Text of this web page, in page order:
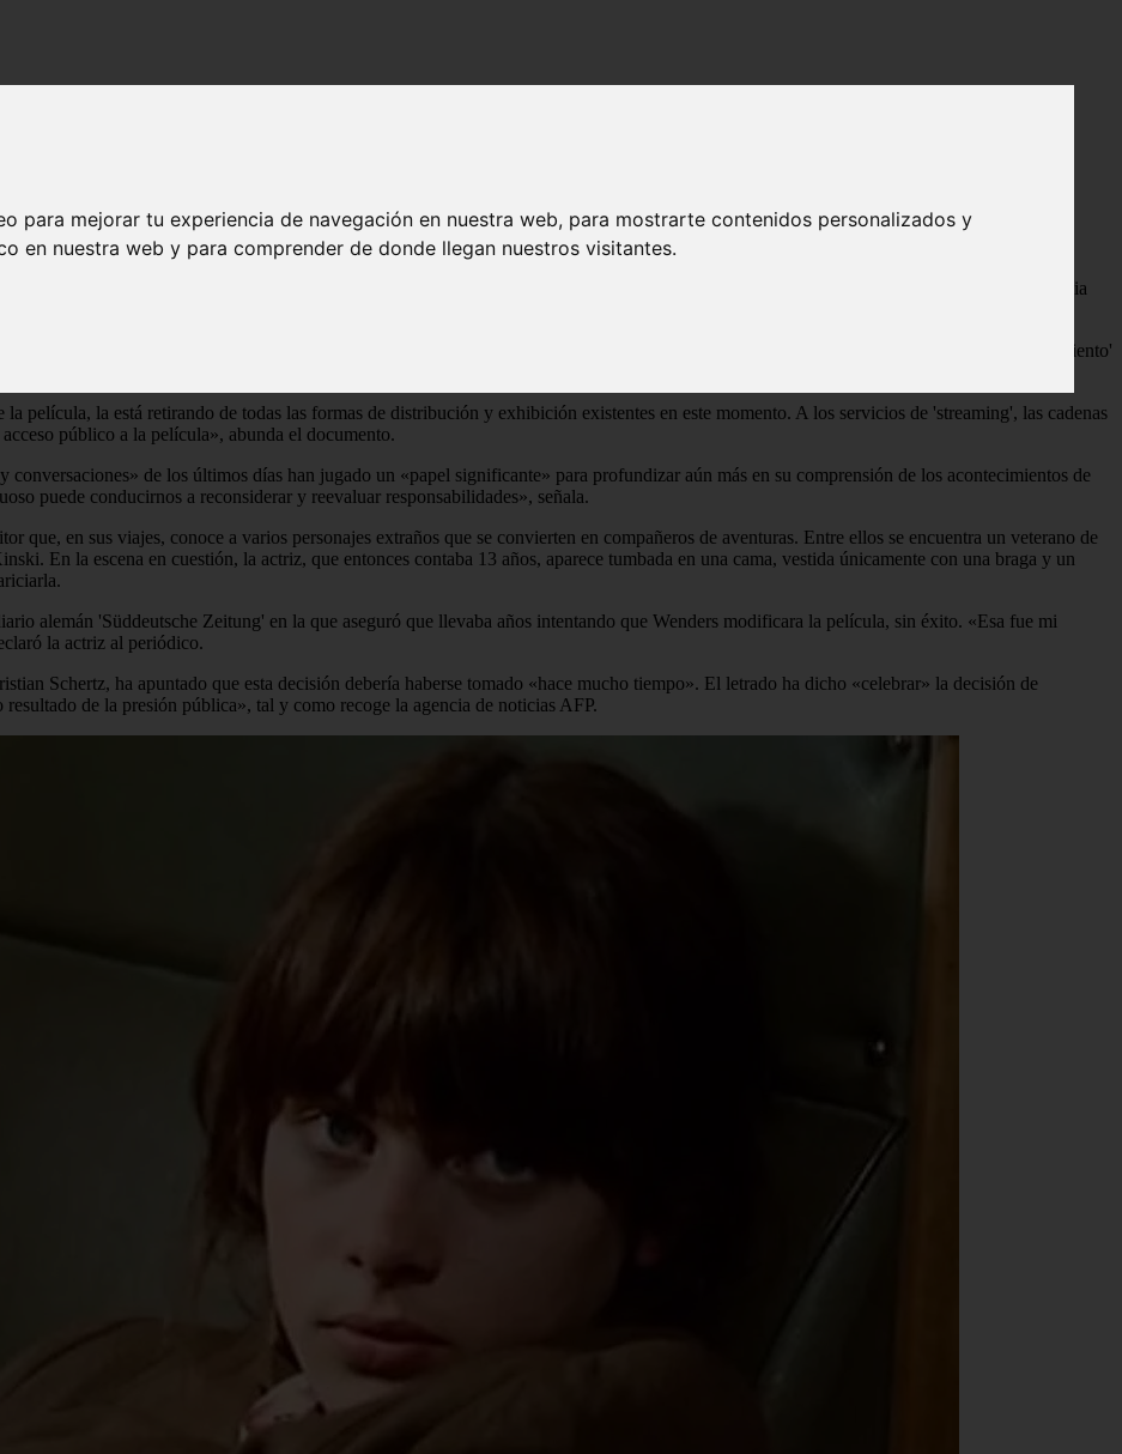
para mejorar tu experiencia de navegación en nuestra web, para mostrarte contenidos personalizados y
en nuestra web y para comprender de donde llegan nuestros visitantes.
de 2026 con Nastassja Kinski en toples a los 13 años
un actor adulto la abofeteaba y la acariciaba en una escena de alto contenido erótico en la película 'Falso movimiento' en 1975. Es la secuencia
que ahora ha conseguido que el director, Wim Wenders, retire el filme después de años de campaña para conseguirlo.
había ordenado la retirada de la película de todos los canales de distribución actuales. «Como la única persona responsable de 'Falso movimiento'
Kinski debería haber estado mejor protegida en aquel entonces. Por eso, te pido disculpas, sin reservas, sin peros», afirma el comunicado.
película, la está retirando de todas las formas de distribución y exhibición existentes en este momento. A los servicios de 'streaming', las cadenas
público a la película», abunda el documento.
conversaciones» de los últimos días han jugado un «papel significante» para profundizar aún más en su comprensión de los acontecimientos de
puede conducirnos a reconsiderar y reevaluar responsabilidades», señala.
que, en sus viajes, conoce a varios personajes extraños que se convierten en compañeros de aventuras. Entre ellos se encuentra un veterano de
En la escena en cuestión, la actriz, que entonces contaba 13 años, aparece tumbada en una cama, vestida únicamente con una braga y un
alemán 'Süddeutsche Zeitung' en la que aseguró que llevaba años intentando que Wenders modificara la película, sin éxito. «Esa fue mi
la actriz al periódico.
Schertz, ha apuntado que esta decisión debería haberse tomado «hace mucho tiempo». El letrado ha dicho «celebrar» la decisión de
de la presión pública», tal y como recoge la agencia de noticias AFP.